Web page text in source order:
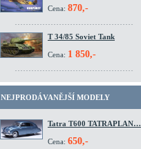
Cena: 870,-
T 34/85 Soviet Tank
Cena: 1 850,-
NEJPRODÁVANĚJŠÍ MODELY
Tatra T600 TATRAPLAN…
Cena: 650,-